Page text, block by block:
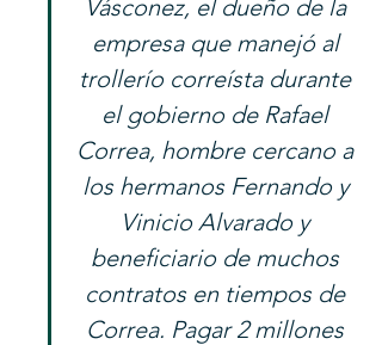
Vásconez, el dueño de la
empresa que manejó al
trollerío correísta durante
el gobierno de Rafael
Correa, hombre cercano a
los hermanos Fernando y
Vinicio Alvarado y
beneficiario de muchos
contratos en tiempos de
Correa. Pagar 2 millones